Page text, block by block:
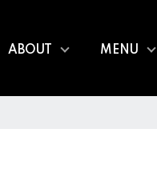
ABOUT MENU